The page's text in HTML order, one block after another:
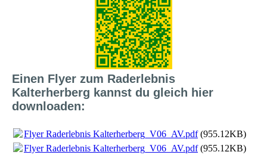
Einen Flyer zum Raderlebnis
Kalterherberg kannst du gleich hier
downloaden:
Flyer Raderlebnis Kalterherberg_V06_AV.pdf(955.12KB)
Flyer Raderlebnis Kalterherberg_V06_AV.pdf(955.12KB)